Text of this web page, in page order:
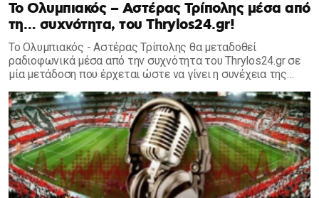
Το Ολυμπιακός – Αστέρας Τρίπολης μέσα από
τη… συχνότητα, του Thrylos24.gr!
Το Ολυμπιακός - Αστέρας Τρίπολης θα μεταδοθεί
ραδιοφωνικά μέσα από την συχνότητα του Thrylos24.gr σε
μία μετάδοση που έρχεται ώστε να γίνει η συνέχεια της